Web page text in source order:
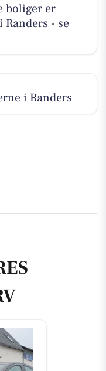
boliger er
- se
i Randers